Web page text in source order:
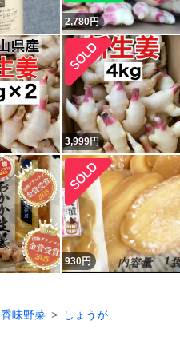
2,780円
3,999円
930円
香味野菜 しょうが